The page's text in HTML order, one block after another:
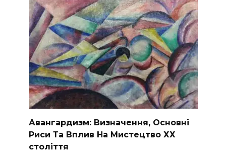
Авангардизм: Визначення, Основні
Риси Та Вплив На Мистецтво ХХ
століття